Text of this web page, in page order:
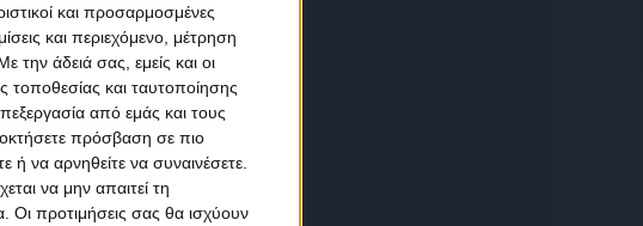
και προσαρμοσμένες
και περιεχόμενο, μέτρηση
την άδειά σας, εμείς και οι
τοποθεσίας και ταυτοποίησης
από εμάς και τους
πρόσβαση σε πιο
ή να αρνηθείτε να συναινέσετε.
να μην απαιτεί τη
Οι προτιμήσεις σας θα ισχύουν